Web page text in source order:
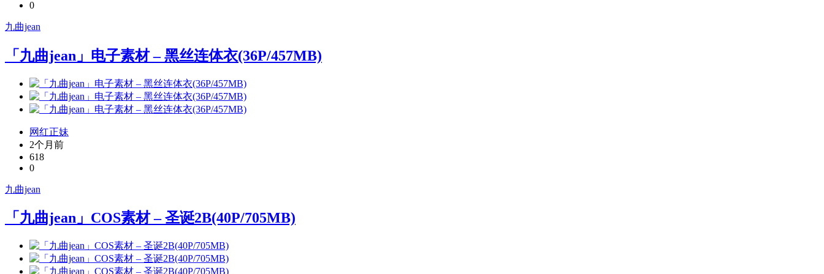
0
九曲jean
「九曲jean」电子素材 – 黑丝连体衣(36P/457MB)
网红正妹
2个月前
618
0
九曲jean
「九曲jean」COS素材 – 圣诞2B(40P/705MB)